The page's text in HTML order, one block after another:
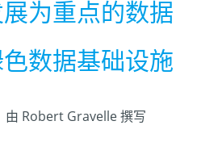
为重点的数据
数据基础设施
由 Robert Gravelle 撰写